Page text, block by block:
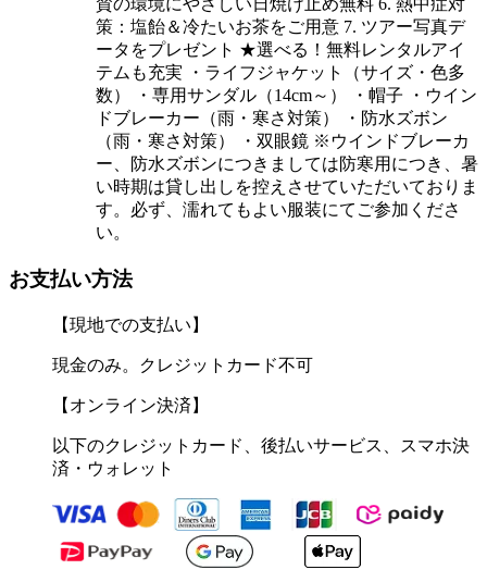
賛の環境にやさしい日焼け止め無料 6. 熱中症対
策：塩飴＆冷たいお茶をご用意 7. ツアー写真デ
ータをプレゼント ★選べる！無料レンタルアイ
テムも充実 ・ライフジャケット（サイズ・色多
数） ・専用サンダル（14cm～） ・帽子 ・ウイン
ドブレーカー（雨・寒さ対策） ・防水ズボン
（雨・寒さ対策） ・双眼鏡 ※ウインドブレーカ
ー、防水ズボンにつきましては防寒用につき、暑
い時期は貸し出しを控えさせていただいておりま
す。必ず、濡れてもよい服装にてご参加くださ
い。
お支払い方法
【現地での支払い】
現金のみ。クレジットカード不可
【オンライン決済】
以下のクレジットカード、後払いサービス、スマホ決
済・ウォレット